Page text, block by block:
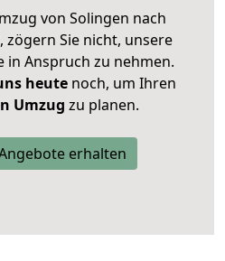
von Solingen nach
zögern Sie nicht, unsere
in Anspruch zu nehmen.
heutenoch, um Ihren
Umzug zu planen.
erhalten